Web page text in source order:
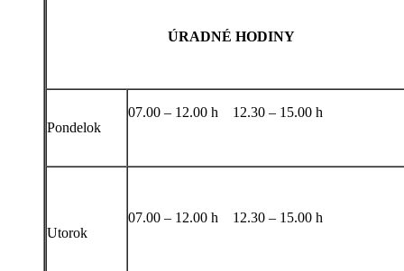
ÚRADNÉ HODINY
Pondelok
07.00 – 12.00 h 12.30 – 15.00 h
Utorok
07.00 – 12.00 h 12.30 – 15.00 h